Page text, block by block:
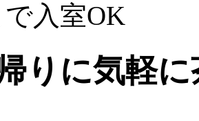
で入室OK
りに気軽に